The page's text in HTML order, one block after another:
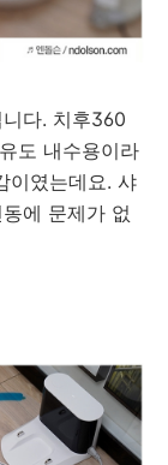
다. 치후360
도 내수용이라
이였는데요. 샤
에 문제가 없